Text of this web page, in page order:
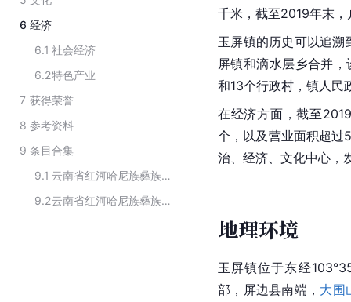
6 经济
6.1 社会经济
6.2特色产业
7 获得荣誉
8 参考资料
9 条目合集
9.1
云南省红河哈尼族彝族自治州屏边苗族自治县行政区划
9.2
云南省红河哈尼族彝族自治州屏边苗族自治县下辖乡级行政区
千米，截至2019年末
玉屏镇的历史可以追
屏镇和滴水层乡合并
和13个行政村，镇人民
在经济方面，截至
个，以及营业面积超过
治、经济、文化中心，
地理环境
玉屏镇位于东经
部，屏边县南端， 大围